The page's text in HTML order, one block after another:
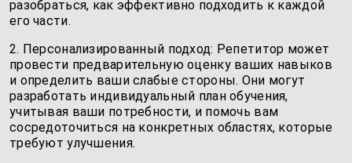
разобраться, как эффективно подходить к каждой
его части.
2. Персонализированный подход: Репетитор может
провести предварительную оценку ваших навыков
и определить ваши слабые стороны. Они могут
разработать индивидуальный план обучения,
учитывая ваши потребности, и помочь вам
сосредоточиться на конкретных областях, которые
требуют улучшения.